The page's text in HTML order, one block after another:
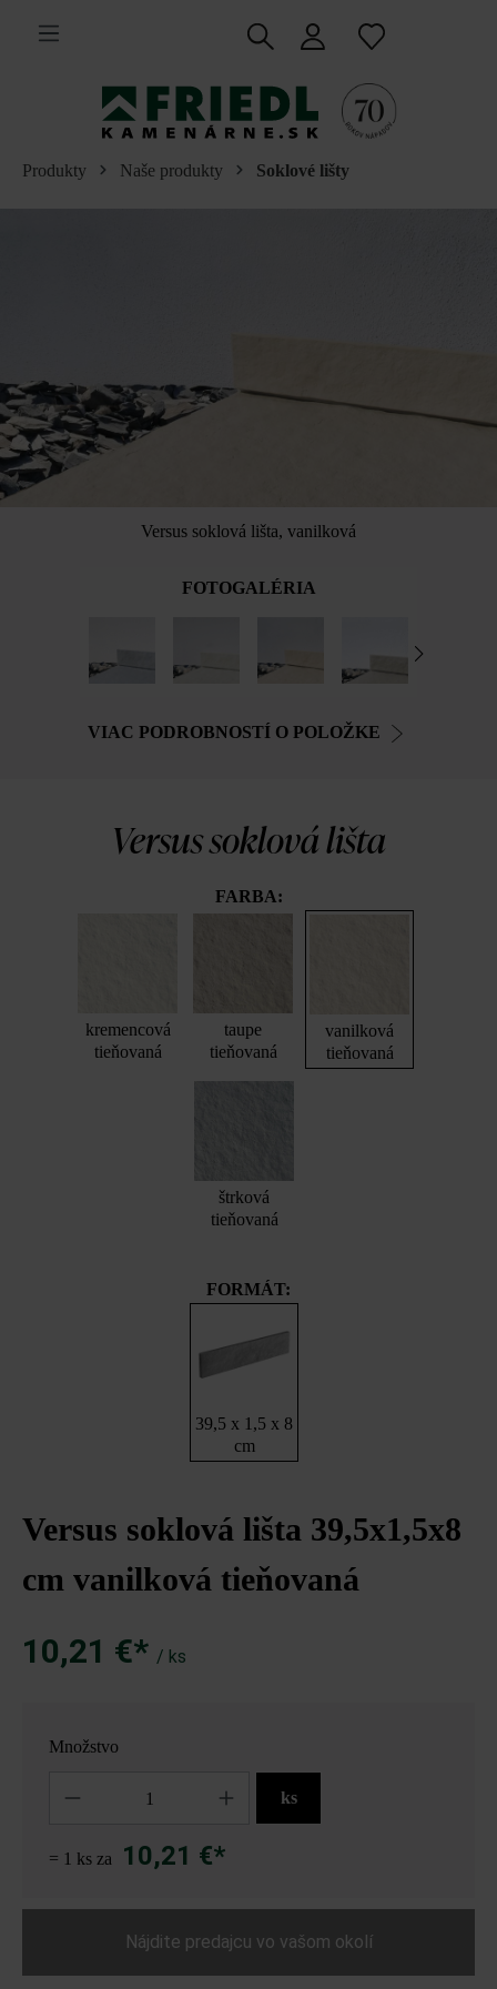
hlavný obsah
Produkty Naše produkty Soklové lišty
Versus soklová lišta, vanilková
FOTOGALÉRIA
VIAC PODROBNOSTÍ O POLOŽKE
Versus soklová lišta
FARBA:
kremencová
tieňovaná
taupe
tieňovaná
vanilková
tieňovaná
štrková
tieňovaná
FORMÁT:
39,5 x 1,5 x 8
cm
Versus soklová lišta 39,5x1,5x8
cm vanilková tieňovaná
10,21 €* / ks
Množstvo
ks
= 1 ks za 10,21 €*
Nájdite predajcu vo vašom okolí